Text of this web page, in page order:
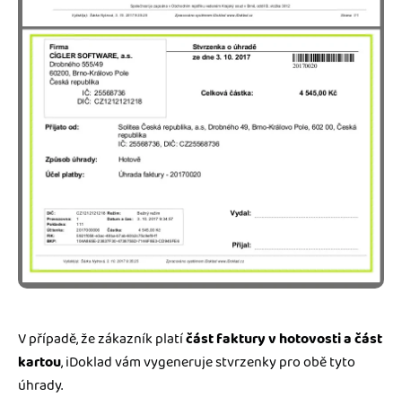
V případě, že zákazník platíčást faktury v hotovosti a část
kartou, iDoklad vám vygeneruje stvrzenky pro obě tyto
úhrady.